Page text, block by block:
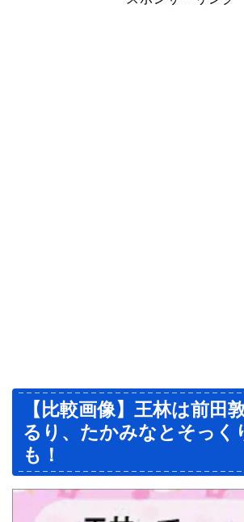
【比較画像】王林は前田
るり、たかみなとそっく
も！